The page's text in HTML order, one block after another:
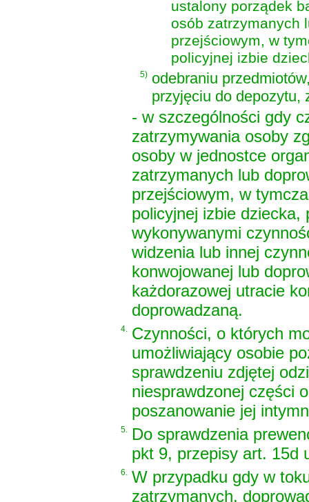
ustalony porządek
osób zatrzymanych
przejściowym, w
policyjnej izbie
5) odebraniu
przyjęciu do depozytu,
- w szczególności gdy
zatrzymywania osoby
osoby w jednostce
zatrzymanych lub
przejściowym, w
policyjnej izbie
wykonywanymi
widzenia lub innej
konwojowanej lub
każdorazowej utracie
doprowadzaną.
4. Czynności, o których
umożliwiający osobie
sprawdzeniu zdjętej
niesprawdzonej części
poszanowanie jej
5. Do sprawdzenia
pkt 9, przepisy art. 15d
6. W przypadku gdy w
zatrzymanych,